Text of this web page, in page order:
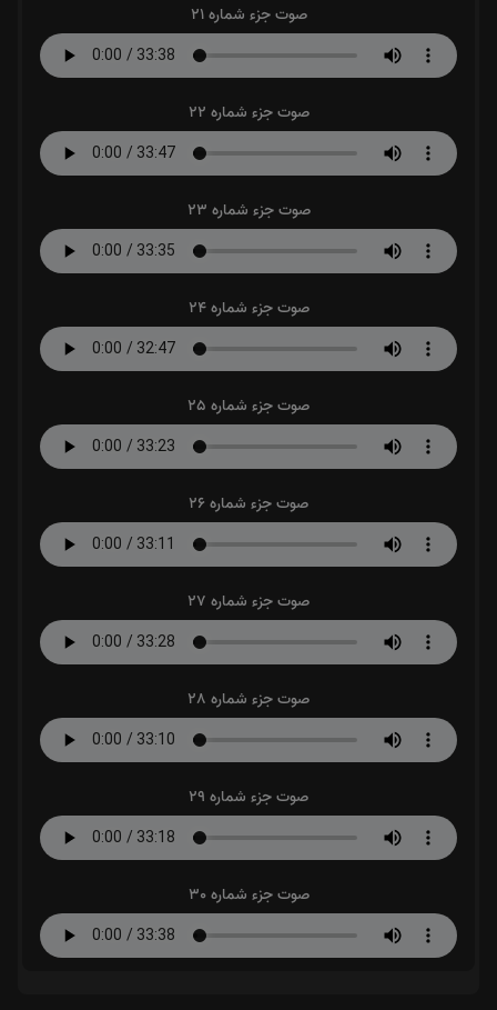
صوت جزء شماره 21
صوت جزء شماره 22
صوت جزء شماره 23
صوت جزء شماره 24
صوت جزء شماره 25
صوت جزء شماره 26
صوت جزء شماره 27
صوت جزء شماره 28
صوت جزء شماره 29
صوت جزء شماره 30